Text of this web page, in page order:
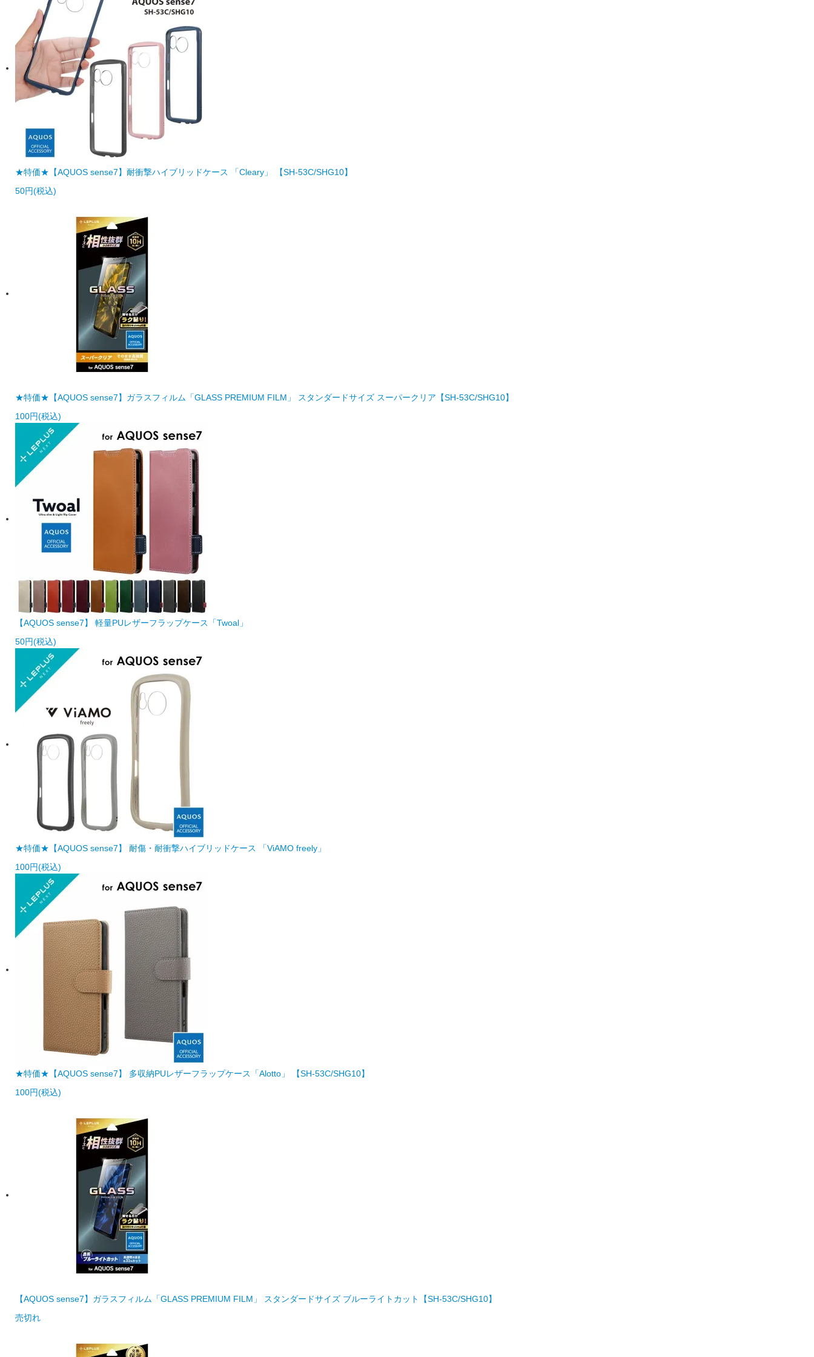
★特価★【AQUOS sense7】耐衝撃ハイブリッドケース 「Cleary」 【SH-53C/SHG10】
50円(税込)
★特価★【AQUOS sense7】ガラスフィルム「GLASS PREMIUM FILM」 スタンダードサイズ スーパークリア【SH-53C/SHG10】
100円(税込)
【AQUOS sense7】 軽量PUレザーフラップケース「Twoal」
50円(税込)
★特価★【AQUOS sense7】 耐傷・耐衝撃ハイブリッドケース 「ViAMO freely」
100円(税込)
★特価★【AQUOS sense7】 多収納PUレザーフラップケース「Alotto」 【SH-53C/SHG10】
100円(税込)
【AQUOS sense7】ガラスフィルム「GLASS PREMIUM FILM」 スタンダードサイズ ブルーライトカット【SH-53C/SHG10】
売切れ